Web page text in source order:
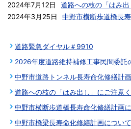
2024年7月12日
道路への枝の「はみ
2024年3月25日
中野市横断歩道橋長
道路緊急ダイヤル＃9910
2026年度道路維持補修工事民間委託
中野市道路トンネル長寿命化修繕計
道路への枝の「はみ出し」にご注意
中野市横断歩道橋長寿命化修繕計画
中野市橋梁長寿命化修繕計画について